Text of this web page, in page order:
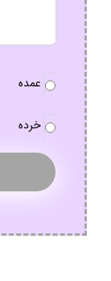
نوع
عمده
خرده